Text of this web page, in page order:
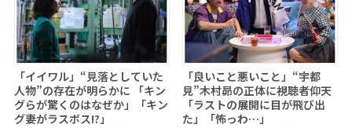
「イイワル」“見落としていた
人物”の存在が明らかに 「キン
グらが驚くのはなぜか」「キン
グ妻がラスボス!?」
「良いこと悪いこと」“宇都
見”木村昴の正体に視聴者仰天
「ラストの展開に目が飛び出
た」「怖っわ…」